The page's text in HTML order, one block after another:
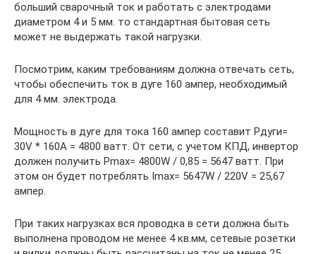
больший сварочный ток и работать с электродами
диаметром 4 и 5 мм. то стандартная бытовая сеть
может не выдержать такой нагрузки.
Посмотрим, каким требованиям должна отвечать сеть,
чтобы обеспечить ток в дуге 160 ампер, необходимый
для 4 мм. электрода.
Мощность в дуге для тока 160 ампер составит Pдуги=
30V * 160A = 4800 ватт. От сети, с учетом КПД, инвертор
должен получить Pmax= 4800W / 0,85 = 5647 ватт. При
этом он будет потреблять Imax= 5647W / 220V = 25,67
ампер.
При таких нагрузках вся проводка в сети должна быть
выполнена проводом не менее 4 кв.мм, сетевые розетки